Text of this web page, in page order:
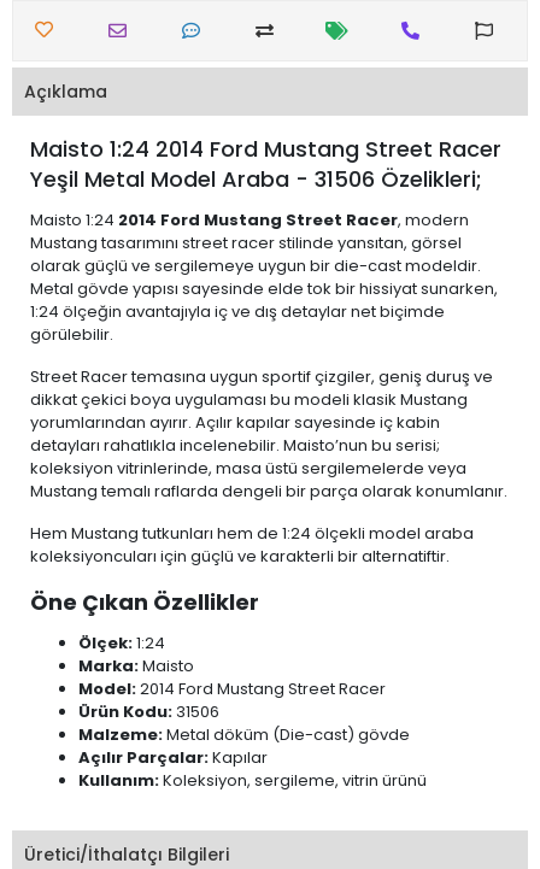
Açıklama
Maisto 1:24 2014 Ford Mustang Street Racer
Yeşil Metal Model Araba - 31506 Özelikleri;
Maisto 1:24 2014 Ford Mustang Street Racer, modern
Mustang tasarımını street racer stilinde yansıtan, görsel
olarak güçlü ve sergilemeye uygun bir die-cast modeldir.
Metal gövde yapısı sayesinde elde tok bir hissiyat sunarken,
1:24 ölçeğin avantajıyla iç ve dış detaylar net biçimde
görülebilir.
Street Racer temasına uygun sportif çizgiler, geniş duruş ve
dikkat çekici boya uygulaması bu modeli klasik Mustang
yorumlarından ayırır. Açılır kapılar sayesinde iç kabin
detayları rahatlıkla incelenebilir. Maisto’nun bu serisi;
koleksiyon vitrinlerinde, masa üstü sergilemelerde veya
Mustang temalı raflarda dengeli bir parça olarak konumlanır.
Hem Mustang tutkunları hem de 1:24 ölçekli model araba
koleksiyoncuları için güçlü ve karakterli bir alternatiftir.
Öne Çıkan Özellikler
Ölçek:1:24
Marka:Maisto
Model:2014 Ford Mustang Street Racer
Ürün Kodu:31506
Malzeme:Metal döküm (Die-cast) gövde
Açılır Parçalar:Kapılar
Kullanım:Koleksiyon, sergileme, vitrin ürünü
Üretici/İthalatçı Bilgileri